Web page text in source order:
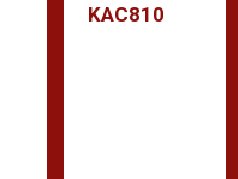
KAC810